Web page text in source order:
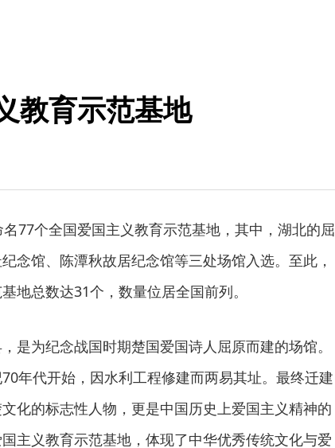
教育示范基地
77个全国爱国主义教育示范基地，其中，湖北的屈
念馆、陈潭秋故居纪念馆等三处场馆入选。至此，
地总数达31个，数量位居全国前列。
是为纪念战国时期楚国爱国诗人屈原而建的场馆。
年代开始，因水利工程修建而两易其址。最终迁建
化的标志性人物，更是中国历史上爱国主义精神的
主义教育示范基地，体现了中华优秀传统文化与爱